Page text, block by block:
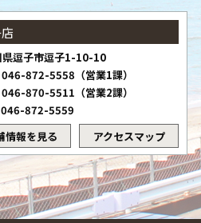
県逗子市逗子1-10-10
872-5558（営業1課）
870-5511（営業2課）
046-872-5559
情報を見る
アクセスマップ